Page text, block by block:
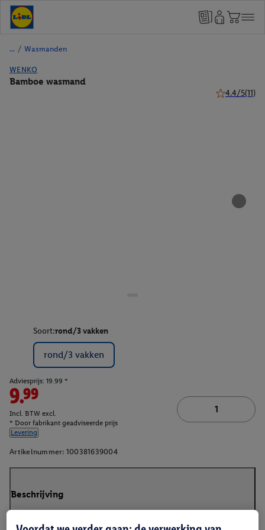
/ Wasmanden
WENKO
Bamboe wasmand
4.4/5(11)
Soort:rond/3 vakken
rond/3 vakken
Adviesprijs: 19.99 *
9.99
Incl. BTW excl.
* Door fabrikant geadviseerde prijs
Levering
Artikelnummer: 100381639004
Beschrijving